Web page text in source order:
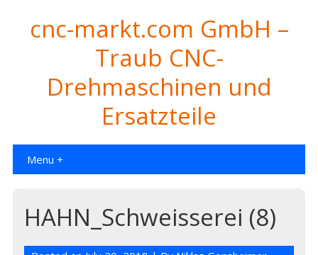
cnc-markt.com GmbH –
Traub CNC-
Drehmaschinen und
Ersatzteile
Menu +
HAHN_Schweisserei (8)